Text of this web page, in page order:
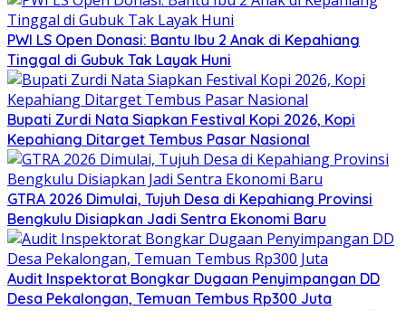
PWI LS Open Donasi: Bantu Ibu 2 Anak di Kepahiang
Tinggal di Gubuk Tak Layak Huni
Bupati Zurdi Nata Siapkan Festival Kopi 2026, Kopi
Kepahiang Ditarget Tembus Pasar Nasional
GTRA 2026 Dimulai, Tujuh Desa di Kepahiang Provinsi
Bengkulu Disiapkan Jadi Sentra Ekonomi Baru
Audit Inspektorat Bongkar Dugaan Penyimpangan DD
Desa Pekalongan, Temuan Tembus Rp300 Juta